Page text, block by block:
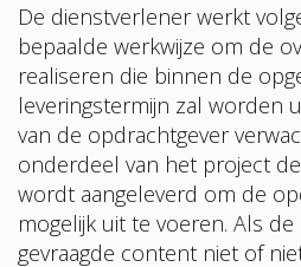
De dienstverlener werkt
bepaalde werkwijze om de
realiseren die binnen de
leveringstermijn zal worden
van de opdrachtgever
onderdeel van het project
wordt aangeleverd om de
mogelijk uit te voeren. Als
gevraagde content niet of